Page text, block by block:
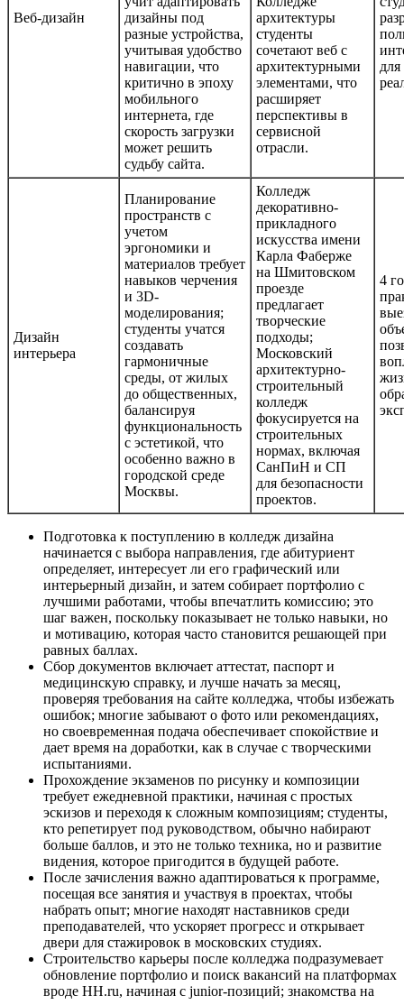
Веб-дизайн
дизайны под
разные устройства,
учитывая удобство
навигации, что
критично в эпоху
мобильного
интернета, где
скорость загрузки
может решить
судьбу сайта.
архитектуры
студенты
сочетают веб с
архитектурными
элементами, что
расширяет
перспективы в
сервисной
отрасли.
Дизайн
интерьера
Планирование
пространств с
учетом
эргономики и
материалов требует
навыков черчения
и 3D-
моделирования;
студенты учатся
создавать
гармоничные
среды, от жилых
до общественных,
балансируя
функциональность
с эстетикой, что
особенно важно в
городской среде
Москвы.
Колледж
декоративно-
прикладного
искусства имени
Карла Фаберже
на Шмитовском
проезде
предлагает
творческие
подходы;
Московский
архитектурно-
строительный
колледж
фокусируется на
строительных
нормах, включая
СанПиН и СП
для безопасности
проектов.
4
Подготовка к поступлению в колледж дизайна
начинается с выбора направления, где абитуриент
определяет, интересует ли его графический или
интерьерный дизайн, и затем собирает портфолио с
лучшими работами, чтобы впечатлить комиссию; это
шаг важен, поскольку показывает не только навыки, но
и мотивацию, которая часто становится решающей при
равных баллах.
Сбор документов включает аттестат, паспорт и
медицинскую справку, и лучше начать за месяц,
проверяя требования на сайте колледжа, чтобы избежать
ошибок; многие забывают о фото или рекомендациях,
но своевременная подача обеспечивает спокойствие и
дает время на доработки, как в случае с творческими
испытаниями.
Прохождение экзаменов по рисунку и композиции
требует ежедневной практики, начиная с простых
эскизов и переходя к сложным композициям; студенты,
кто репетирует под руководством, обычно набирают
больше баллов, и это не только техника, но и развитие
видения, которое пригодится в будущей работе.
После зачисления важно адаптироваться к программе,
посещая все занятия и участвуя в проектах, чтобы
набрать опыт; многие находят наставников среди
преподавателей, что ускоряет прогресс и открывает
двери для стажировок в московских студиях.
Строительство карьеры после колледжа подразумевает
обновление портфолио и поиск вакансий на платформах
вроде HH.ru, начиная с junior-позиций; знакомства на